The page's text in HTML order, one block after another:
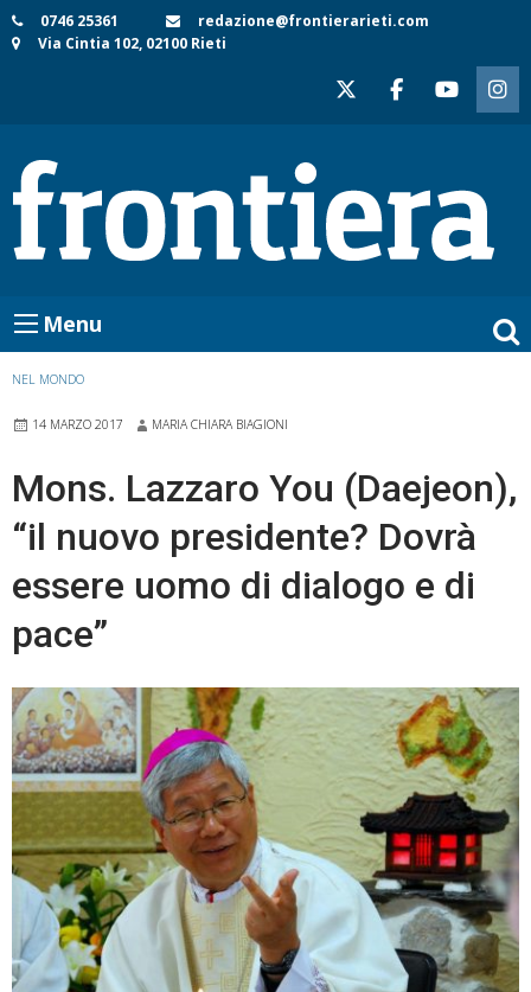
Skip
to
0746 25361
redazione@frontierarieti.com
Via Cintia 102, 02100 Rieti
Menu
NEL MONDO
14 MARZO 2017 MARIA CHIARA BIAGIONI
Mons. Lazzaro You (Daejeon),
“il nuovo presidente? Dovrà
essere uomo di dialogo e di
pace”